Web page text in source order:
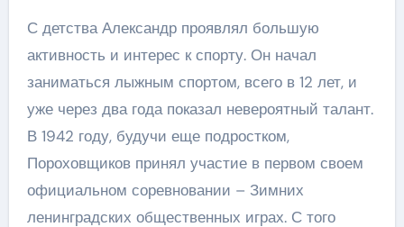
С детства Александр проявлял большую
активность и интерес к спорту. Он начал
заниматься лыжным спортом, всего в 12 лет, и
уже через два года показал невероятный талант.
В 1942 году, будучи еще подростком,
Пороховщиков принял участие в первом своем
официальном соревновании – Зимних
ленинградских общественных играх. С того